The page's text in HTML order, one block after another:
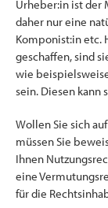
Urheber:in ist der
daher nur eine
Komponist:in etc.
geschaffen, sind
wie
sein. Diesen
Wollen Sie sich
müssen Sie
Ihnen
eine
für die